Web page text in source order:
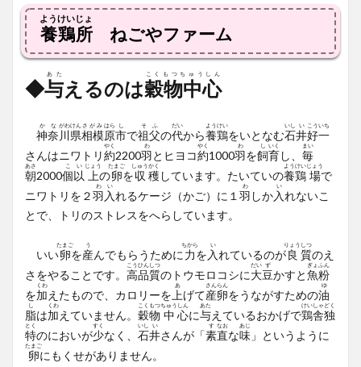
養鶏所
ようけいじょ
ねごやファーム
◆与
あた
えるのは穀物中心
こくもつちゅうしん
神
か
奈
な
川
がわ
県
けん
相模
さがみ
原
はら
市
し
で祖
そ
父
ふ
の代
だい
から養
よう
鶏
けい
をいとなむ石
いし
井
い
好
こう
一
いち
さんはニワトリ約
やく
2200羽
わ
とヒヨコ約
やく
1000羽
わ
を飼
し
育
いく
し、 毎
まい
朝
あさ
2000個
こ
以
い
上
じょう
の卵
たまご
を収
しゅう
穫
かく
しています。たいていの養
よう
鶏
けい
場
じょう
で
ニワトリを２羽
わ
入
い
れるケージ（かご）に１ 羽
わ
しか入
い
れないこ
とで、トリのストレスをへらしています。
いい卵
たまご
を産
う
んでもらうために 力
ちから
を 入
い
れているのが良
りょう
質
しつ
のえ
さをやることです。 高
こう
品
ひん
質
しつ
のトウモロコシに大
だい
豆
ず
かすと魚
ぎょ
粉
ふん
を加
くわ
えたもので、カロリーを 上
あ
げて産
さん
卵
らん
をうながすための油
ゆ
脂
し
は加
くわ
えていません。 穀
こく
物
もつ
中
ちゅう
心
しん
に与
あた
えているおかげで鶏
けい
舎
しゃ
独
どく
特
とく
のにおいが少
すく
なく、 石
いし
井
い
さんが「素
す
直
なお
な味
あじ
」というように
卵
たまご
にもくせがありません。